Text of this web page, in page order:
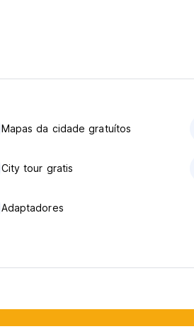
original language)
Mapas da cidade gratuítos
City tour gratis
Adaptadores